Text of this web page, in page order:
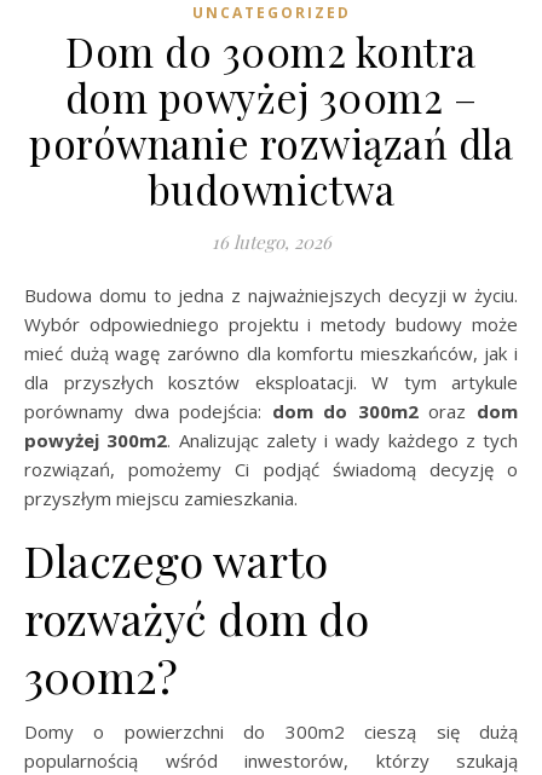
UNCATEGORIZED
Dom do 300m2 kontra
dom powyżej 300m2 –
porównanie rozwiązań dla
budownictwa
16 lutego, 2026
Budowa domu to jedna z najważniejszych decyzji w życiu.
Wybór odpowiedniego projektu i metody budowy może
mieć dużą wagę zarówno dla komfortu mieszkańców, jak i
dla przyszłych kosztów eksploatacji. W tym artykule
porównamy dwa podejścia: dom do 300m2oraz dom
powyżej 300m2. Analizując zalety i wady każdego z tych
rozwiązań, pomożemy Ci podjąć świadomą decyzję o
przyszłym miejscu zamieszkania.
Dlaczego warto
rozważyć dom do
300m2?
Domy o powierzchni do 300m2 cieszą się dużą
popularnością wśród inwestorów, którzy szukają